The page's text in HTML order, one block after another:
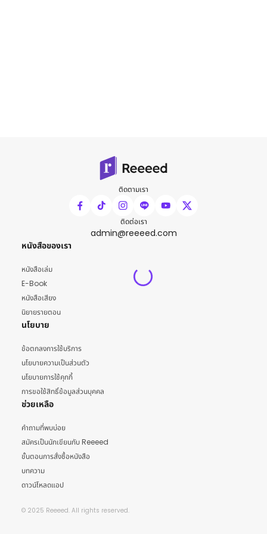
ติดตามเรา
ติดต่อเรา
admin@reeeed.com
หนังสือของเรา
หนังสือเล่ม
E-Book
หนังสือเสียง
นิยายรายตอน
นโยบาย
ข้อตกลงการใช้บริการ
นโยบายความเป็นส่วนตัว
นโยบายการใช้คุกกี้
การขอใช้สิทธิ์ข้อมูลส่วนบุคคล
ช่วยเหลือ
คำถามที่พบบ่อย
สมัครเป็นนักเขียนกับ Reeeed
ขั้นตอนการสั่งซื้อหนังสือ
บทความ
ดาวน์โหลดแอป
© 2025 Reeeed. All rights reserved.